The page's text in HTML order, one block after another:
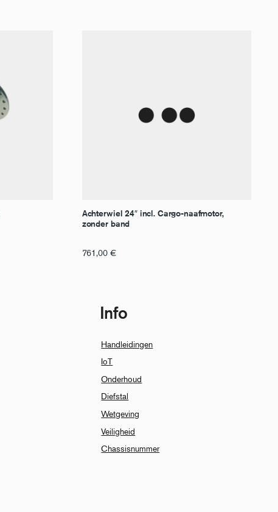
Achterwiel 24″ incl. Cargo-naafmotor,
zonder band
761,00 €
Info
Handleidingen
IoT
Onderhoud
Diefstal
Wetgeving
Veiligheid
Chassisnummer